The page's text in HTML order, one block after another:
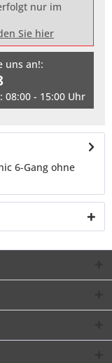
nur im
Sie hier
uns an!:
08:00 - 15:00 Uhr
6-Gang ohne